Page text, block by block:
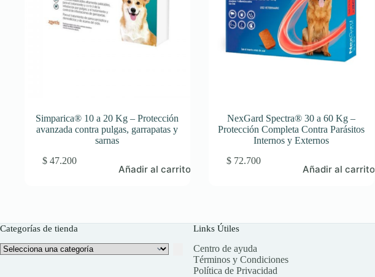
Simparica® 10 a 20 Kg – Protección
avanzada contra pulgas, garrapatas y
sarnas
$ 47.200
Añadir al carrito
NexGard Spectra® 30 a 60 Kg –
Protección Completa Contra Parásitos
Internos y Externos
$ 72.700
Añadir al carrito
Categorías de tienda
Selecciona
una
Links Útiles
Centro de ayuda
Términos y Condiciones
Política de Privacidad